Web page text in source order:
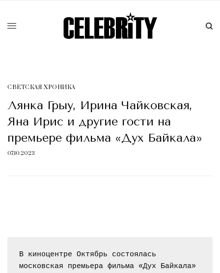
СВЕТСКАЯ ХРОНИКА
Лянка Грыу, Ирина Чайковская,
Яна Ирис и другие гости на
премьере фильма «Дух Байкала»
07.10.2023
В киноцентре Октябрь состоялась
московская премьера фильма «Дух Байкала»